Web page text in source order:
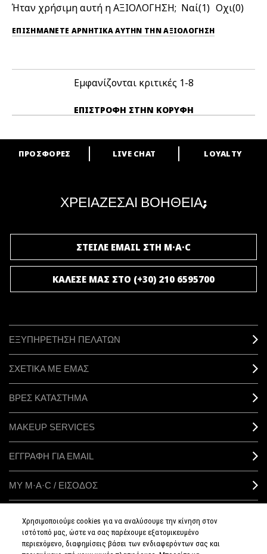
Ήταν χρήσιμη αυτή η ΑΞΙΟΛΟΓΗΣΗ; 1 0
ΕΠΙΣΗΜΆΝΕΤΕ ΑΡΝΗΤΙΚΆ ΑΥΤΉΝ ΤΗΝ ΑΞΙΟΛΟΓΗΣΗ
Εμφανίζονται κριτικές 1-8
ΕΠΙΣΤΡΟΦΉ ΣΤΗΝ ΚΟΡΥΦΉ
ARE YOU A M·A·C LOVER?
ΠΡΟΣΦΟΡΕΣ LIVE CHAT LOYALTY
ΧΡΕΙΑΖΕΣΑΙ ΒΟΗΘΕΙΑ;
ΣΤΕΙΛΕ EMAIL ΣΤΗ M·A·C
ΚΑΛΕΣΕ ΜΑΣ ΣΤΟ (+30) 210 6595700
ΕΞΥΠΗΡΕΤΗΣΗ ΠΕΛΑΤΩΝ
ΣΧΕΤΙΚΑ ΜΕ ΕΜΑΣ
ΒΡΕΣ ΚΑΤΑΣΤΗΜΑ
MAKEUP SERVICES
ΕΓΓΡΑΦΗ ΓΙΑ EMAIL
ΜΥ M·A·C / ΕΙΣΟΔΟΣ
ΣΥΝΔΕΘΕΙΤΕ
Χρησιμοποιούμε cookies για να αναλύσουμε την κίνηση στον
ιστότοπό μας, ώστε να σας παρέχουμε εξατομικευμένο
περιεχόμενο, διαφημίσεις βάσει των ενδιαφερόντων σας και